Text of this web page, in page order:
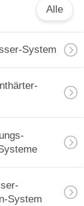
Alle
System
System